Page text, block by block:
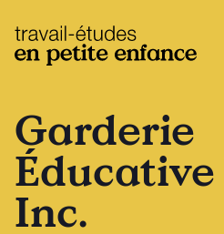
base.logo
Garderie
Inc.